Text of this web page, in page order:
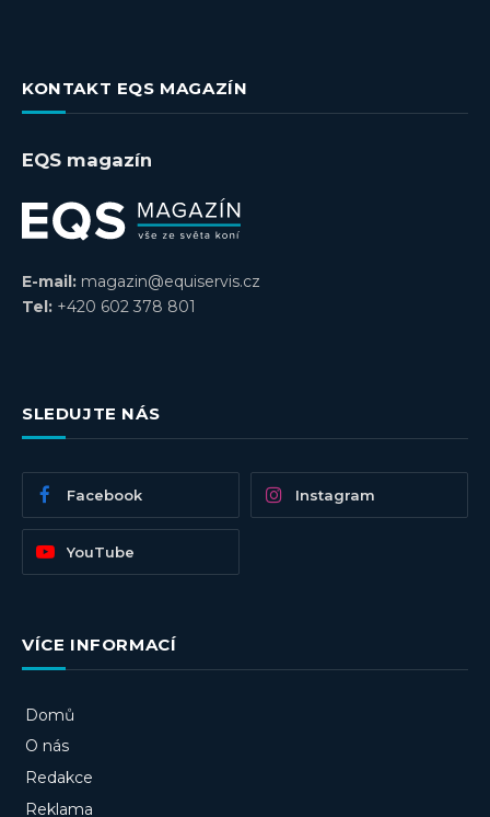
KONTAKT EQS MAGAZÍN
EQS magazín
E-mail: magazin@equiservis.cz
Tel: +420 602 378 801
SLEDUJTE NÁS
Facebook Instagram
YouTube
VÍCE INFORMACÍ
Domů
O nás
Redakce
Reklama